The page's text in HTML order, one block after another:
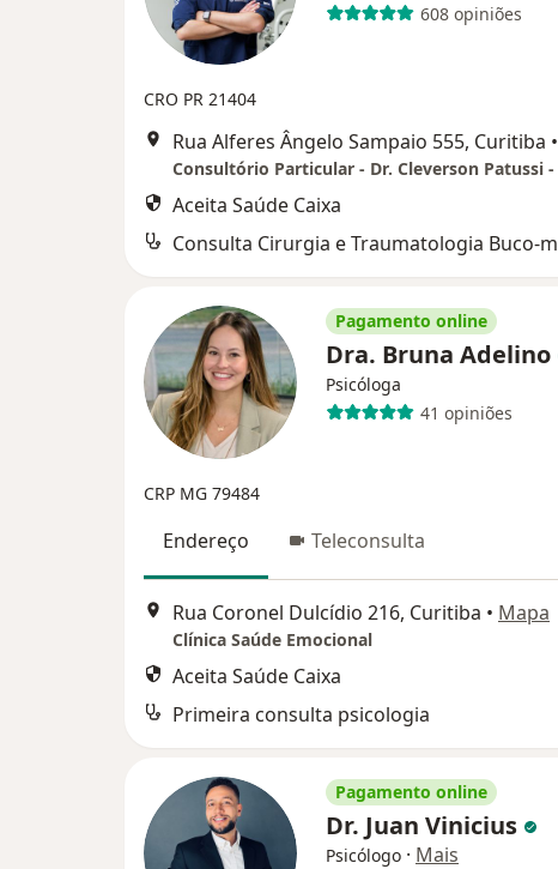
608 opiniões
CRO PR 21404
Rua Alferes Ângelo Sampaio 555, Curitiba •
Aceita Saúde Caixa
Pagamento online
Dra. Bruna Adelino
Psicóloga
41 opiniões
CRP MG 79484
Endereço Teleconsulta
Rua Coronel Dulcídio 216, Curitiba • Mapa
Clínica Saúde Emocional
Aceita Saúde Caixa
Primeira consulta psicologia
Pagamento online
Dr. Juan Vinicius
Psicólogo · Mais